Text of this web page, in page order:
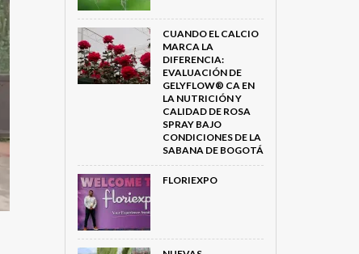
CUANDO EL CALCIO
MARCA LA
DIFERENCIA:
EVALUACIÓN DE
GELYFLOW® CA EN
LA NUTRICIÓN Y
CALIDAD DE ROSA
SPRAY BAJO
CONDICIONES DE LA
SABANA DE BOGOTÁ
FLORIEXPO